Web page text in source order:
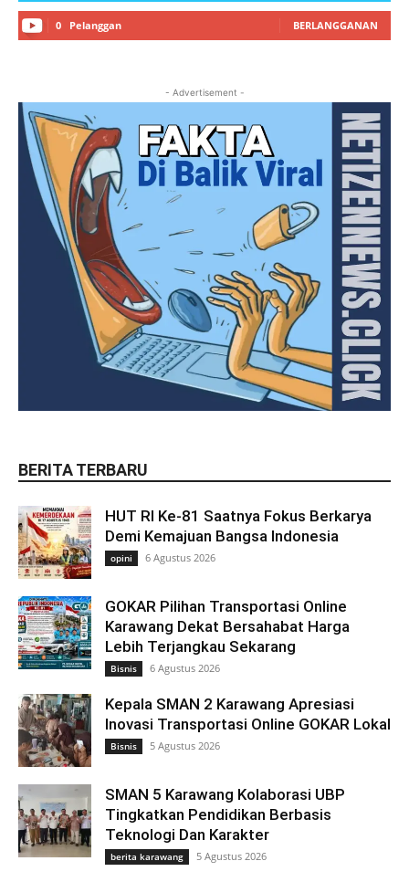
0 Pelanggan BERLANGGANAN
- Advertisement -
BERITA TERBARU
HUT RI Ke-81 Saatnya Fokus Berkarya
Demi Kemajuan Bangsa Indonesia
opini 6 Agustus 2026
GOKAR Pilihan Transportasi Online
Karawang Dekat Bersahabat Harga
Lebih Terjangkau Sekarang
Bisnis 6 Agustus 2026
Kepala SMAN 2 Karawang Apresiasi
Inovasi Transportasi Online GOKAR Lokal
Bisnis 5 Agustus 2026
SMAN 5 Karawang Kolaborasi UBP
Tingkatkan Pendidikan Berbasis
Teknologi Dan Karakter
berita karawang 5 Agustus 2026